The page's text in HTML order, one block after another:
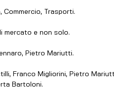
Commercio, Trasporti.
mercato e non solo.
Pietro Mariutti.
Franco Migliorini, Pietro
Bartoloni.